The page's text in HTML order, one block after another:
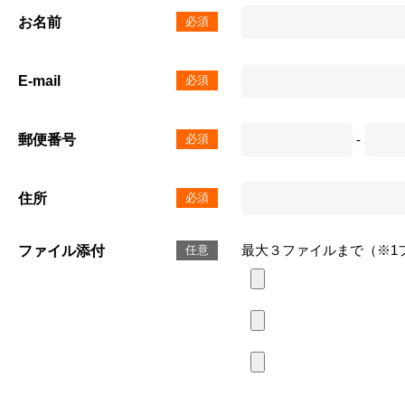
お名前 必須
E-mail 必須
郵便番号 必須 -
住所 必須
ファイル添付 任意 最大３ファイルまで（※1